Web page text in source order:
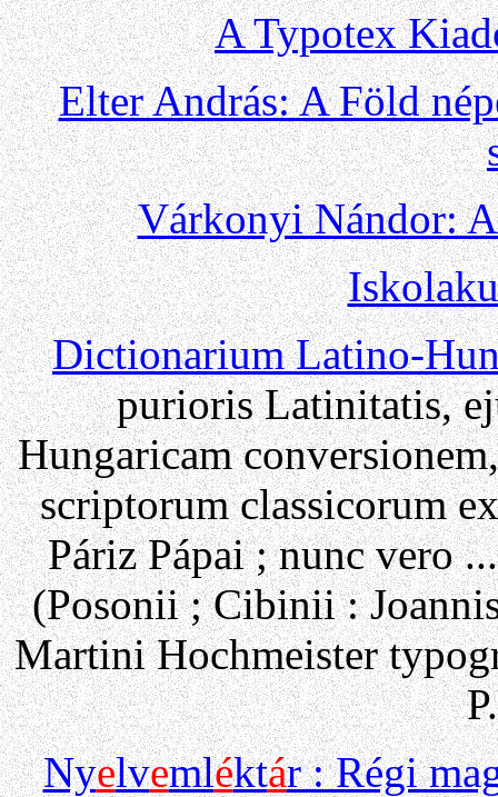
A Typotex
Elter András: A Föld
Várkonyi Nándor:
Dictionarium Latino-
purioris Latinitatis,
Hungaricam
scriptorum classicorum
Páriz Pápai ; nunc vero
(Posonii ; Cibinii :
Martini Hochmeister
Nyelvemléktár : Régi